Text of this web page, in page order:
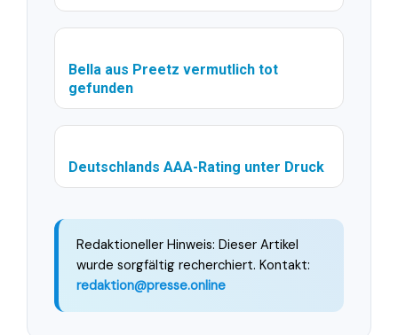
Bella aus Preetz vermutlich tot
gefunden
Deutschlands AAA-Rating unter Druck
Redaktioneller Hinweis: Dieser Artikel
wurde sorgfältig recherchiert. Kontakt:
redaktion@presse.online